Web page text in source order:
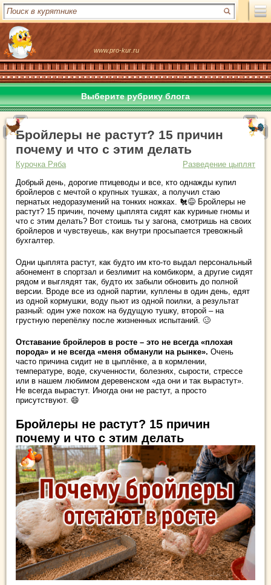
www.pro-kur.ru
Выберите рубрику блога
Бройлеры не растут? 15 причин
почему и что с этим делать
Курочка Ряба
Разведение цыплят
Добрый день, дорогие птицеводы и все, кто однажды купил
бройлеров с мечтой о крупных тушках, а получил стаю
пернатых недоразумений на тонких ножках. 🐔😅 Бройлеры не
растут? 15 причин, почему цыплята сидят как куриные гномы и
что с этим делать? Вот стоишь ты у загона, смотришь на своих
бройлеров и чувствуешь, как внутри просыпается тревожный
бухгалтер.
Одни цыплята растут, как будто им кто-то выдал персональный
абонемент в спортзал и безлимит на комбикорм, а другие сидят
рядом и выглядят так, будто их забыли обновить до полной
версии. Вроде все из одной партии, куплены в один день, едят
из одной кормушки, воду пьют из одной поилки, а результат
разный: один уже похож на будущую тушку, второй – на
грустную перепёлку после жизненных испытаний. 🥴
Отставание бройлеров в росте – это не всегда «плохая
порода» и не всегда «меня обманули на рынке». Очень
часто причина сидит не в цыплёнке, а в кормлении,
температуре, воде, скученности, болезнях, сырости, стрессе
или в нашем любимом деревенском «да они и так вырастут».
Не всегда вырастут. Иногда они не растут, а просто
присутствуют. 😄
Бройлеры не растут? 15 причин
почему и что с этим делать